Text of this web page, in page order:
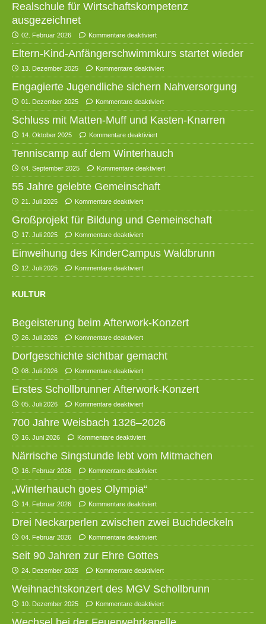
Realschule für Wirtschaftskompetenz
ausgezeichnet
02. Februar 2026 Kommentare deaktiviert
Eltern-Kind-Anfängerschwimmkurs startet wieder
13. Dezember 2025 Kommentare deaktiviert
Engagierte Jugendliche sichern Nahversorgung
01. Dezember 2025 Kommentare deaktiviert
Schluss mit Matten-Muff und Kasten-Knarren
14. Oktober 2025 Kommentare deaktiviert
Tenniscamp auf dem Winterhauch
04. September 2025 Kommentare deaktiviert
55 Jahre gelebte Gemeinschaft
21. Juli 2025 Kommentare deaktiviert
Großprojekt für Bildung und Gemeinschaft
17. Juli 2025 Kommentare deaktiviert
Einweihung des KinderCampus Waldbrunn
12. Juli 2025 Kommentare deaktiviert
KULTUR
Begeisterung beim Afterwork-Konzert
26. Juli 2026 Kommentare deaktiviert
Dorfgeschichte sichtbar gemacht
08. Juli 2026 Kommentare deaktiviert
Erstes Schollbrunner Afterwork-Konzert
05. Juli 2026 Kommentare deaktiviert
700 Jahre Weisbach 1326–2026
16. Juni 2026 Kommentare deaktiviert
Närrische Singstunde lebt vom Mitmachen
16. Februar 2026 Kommentare deaktiviert
„Winterhauch goes Olympia“
14. Februar 2026 Kommentare deaktiviert
Drei Neckarperlen zwischen zwei Buchdeckeln
04. Februar 2026 Kommentare deaktiviert
Seit 90 Jahren zur Ehre Gottes
24. Dezember 2025 Kommentare deaktiviert
Weihnachtskonzert des MGV Schollbrunn
10. Dezember 2025 Kommentare deaktiviert